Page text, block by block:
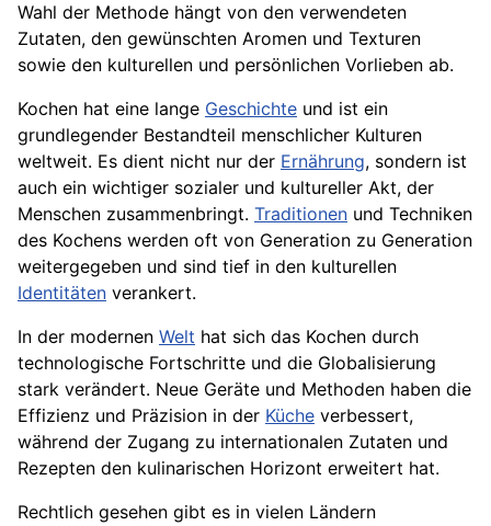
Wahl der Methode hängt von den verwendeten
Zutaten, den gewünschten Aromen und Texturen
sowie den kulturellen und persönlichen Vorlieben ab.
Kochen hat eine lange Geschichte und ist ein
grundlegender Bestandteil menschlicher Kulturen
weltweit. Es dient nicht nur der Ernährung, sondern ist
auch ein wichtiger sozialer und kultureller Akt, der
Menschen zusammenbringt. Traditionen und Techniken
des Kochens werden oft von Generation zu Generation
weitergegeben und sind tief in den kulturellen
Identitäten verankert.
In der modernen Welt hat sich das Kochen durch
technologische Fortschritte und die Globalisierung
stark verändert. Neue Geräte und Methoden haben die
Effizienz und Präzision in der Küche verbessert,
während der Zugang zu internationalen Zutaten und
Rezepten den kulinarischen Horizont erweitert hat.
Rechtlich gesehen gibt es in vielen Ländern